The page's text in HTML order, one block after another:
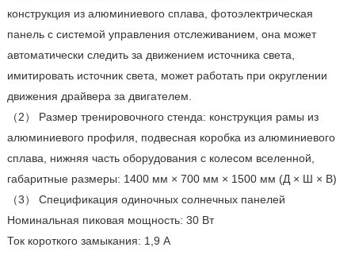
конструкция из алюминиевого сплава, фотоэлектрическая
панель с системой управления отслеживанием, она может
автоматически следить за движением источника света,
имитировать источник света, может работать при округлении
движения драйвера за двигателем.
（2） Размер тренировочного стенда: конструкция рамы из
алюминиевого профиля, подвесная коробка из алюминиевого
сплава, нижняя часть оборудования с колесом вселенной,
габаритные размеры: 1400 мм × 700 мм × 1500 мм (Д × Ш × В)
（3） Спецификация одиночных солнечных панелей
Номинальная пиковая мощность: 30 Вт
Ток короткого замыкания: 1,9 А